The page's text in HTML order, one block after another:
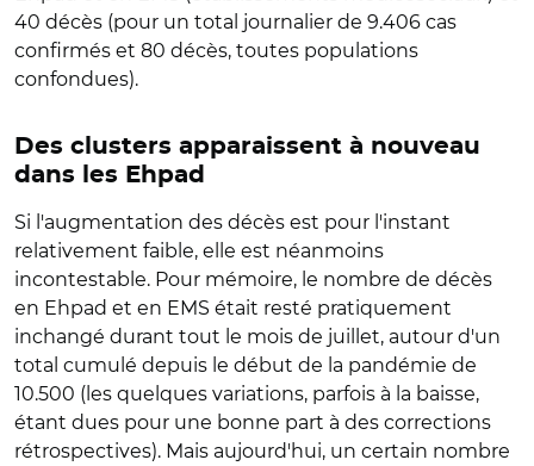
40 décès (pour un total journalier de 9.406 cas
confirmés et 80 décès, toutes populations
confondues).
Des clusters apparaissent à nouveau
dans les Ehpad
Si l'augmentation des décès est pour l'instant
relativement faible, elle est néanmoins
incontestable. Pour mémoire, le nombre de décès
en Ehpad et en EMS était resté pratiquement
inchangé durant tout le mois de juillet, autour d'un
total cumulé depuis le début de la pandémie de
10.500 (les quelques variations, parfois à la baisse,
étant dues pour une bonne part à des corrections
rétrospectives). Mais aujourd'hui, un certain nombre